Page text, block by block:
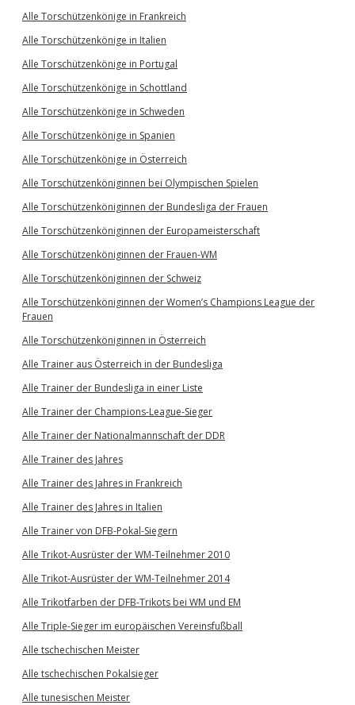
Alle Torschützenkönige in Frankreich
Alle Torschützenkönige in Italien
Alle Torschützenkönige in Portugal
Alle Torschützenkönige in Schottland
Alle Torschützenkönige in Schweden
Alle Torschützenkönige in Spanien
Alle Torschützenkönige in Österreich
Alle Torschützenköniginnen bei Olympischen Spielen
Alle Torschützenköniginnen der Bundesliga der Frauen
Alle Torschützenköniginnen der Europameisterschaft
Alle Torschützenköniginnen der Frauen-WM
Alle Torschützenköniginnen der Schweiz
Alle Torschützenköniginnen der Women’s Champions League der
Frauen
Alle Torschützenköniginnen in Österreich
Alle Trainer aus Österreich in der Bundesliga
Alle Trainer der Bundesliga in einer Liste
Alle Trainer der Champions-League-Sieger
Alle Trainer der Nationalmannschaft der DDR
Alle Trainer des Jahres
Alle Trainer des Jahres in Frankreich
Alle Trainer des Jahres in Italien
Alle Trainer von DFB-Pokal-Siegern
Alle Trikot-Ausrüster der WM-Teilnehmer 2010
Alle Trikot-Ausrüster der WM-Teilnehmer 2014
Alle Trikotfarben der DFB-Trikots bei WM und EM
Alle Triple-Sieger im europäischen Vereinsfußball
Alle tschechischen Meister
Alle tschechischen Pokalsieger
Alle tunesischen Meister